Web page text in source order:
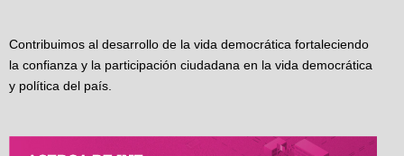
Contribuimos al desarrollo de la vida democrática fortaleciendo
la confianza y la participación ciudadana en la vida democrática
y política del país.